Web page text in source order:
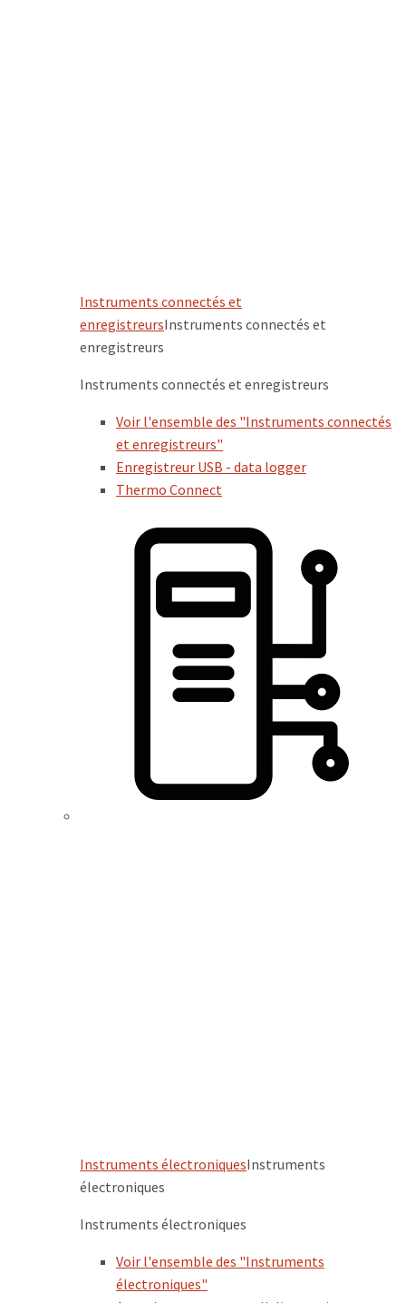
Instruments connectés et
enregistreursInstruments connectés et
enregistreurs
Instruments connectés et enregistreurs
Voir l'ensemble des "Instruments connectés
et enregistreurs"
Enregistreur USB - data logger
Thermo Connect
Instruments électroniquesInstruments
électroniques
Instruments électroniques
Voir l'ensemble des "Instruments
électroniques"